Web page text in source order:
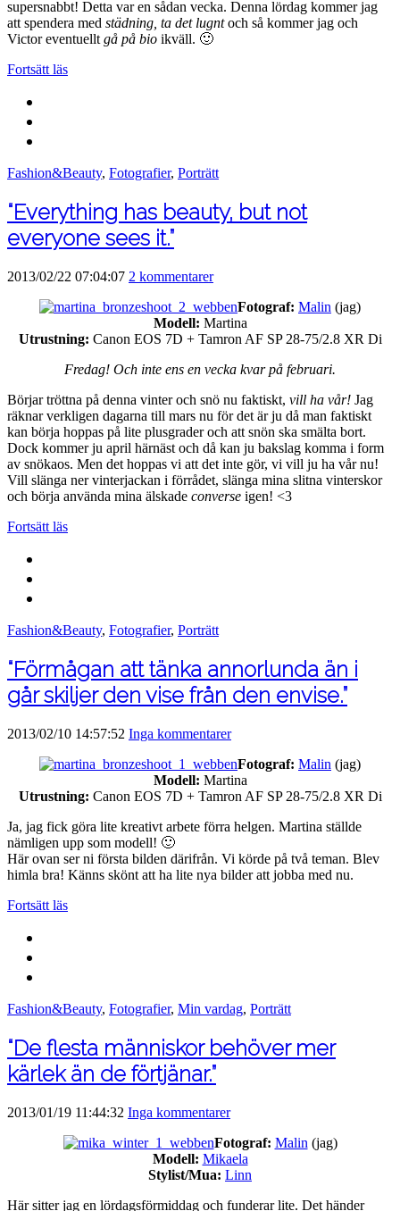
supersnabbt! Detta var en sådan vecka. Denna lördag kommer jag
att spendera med städning, ta det lugntoch så kommer jag och
Victor eventuelltgå på bio ikväll. 🙂
Fortsätt läs
Fashion&Beauty, Fotografier, Porträtt
“Everything has beauty, but not
everyone sees it.”
2013/02/22 07:04:07 2 kommentarer
Fotograf: Malin (jag)
Modell: Martina
Utrustning: Canon EOS 7D + Tamron AF SP 28-75/2.8 XR Di
Fredag! Och inte ens en vecka kvar på februari.
Börjar tröttna på denna vinter och snö nu faktiskt, vill ha vår! Jag
räknar verkligen dagarna till mars nu för det är ju då man faktiskt
kan börja hoppas på lite plusgrader och att snön ska smälta bort.
Dock kommer ju april härnäst och då kan ju bakslag komma i form
av snökaos. Men det hoppas vi att det inte gör, vi vill ju ha vår nu!
Vill slänga ner vinterjackan i förrådet, slänga mina slitna vinterskor
och börja använda mina älskade converse igen! <3
Fortsätt läs
Fashion&Beauty, Fotografier, Porträtt
“Förmågan att tänka annorlunda än i
går skiljer den vise från den envise.”
2013/02/10 14:57:52 Inga kommentarer
Fotograf: Malin (jag)
Modell: Martina
Utrustning: Canon EOS 7D + Tamron AF SP 28-75/2.8 XR Di
Ja, jag fick göra lite kreativt arbete förra helgen. Martina ställde
nämligen upp som modell! 🙂
Här ovan ser ni första bilden därifrån. Vi körde på två teman. Blev
himla bra! Känns skönt att ha lite nya bilder att jobba med nu.
Fortsätt läs
Fashion&Beauty, Fotografier, Min vardag, Porträtt
“De flesta människor behöver mer
kärlek än de förtjänar.”
2013/01/19 11:44:32 Inga kommentarer
Fotograf: Malin (jag)
Modell: Mikaela
Stylist/Mua: Linn
Här sitter jag en lördagsförmiddag och funderar lite. Det händer